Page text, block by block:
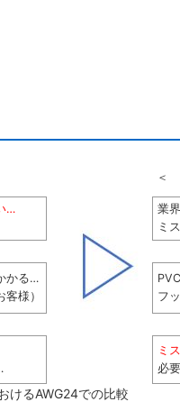
＜
…
業
ミ
かる…
様）
フ
ミ
必
けるAWG24での比較